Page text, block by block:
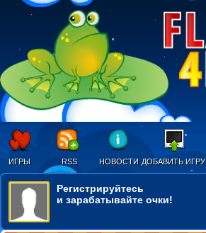
ИГРЫ RSS НОВОСТИ ДОБАВИТЬ ИГРУ
Регистрируйтесь
и зарабатывайте очки!